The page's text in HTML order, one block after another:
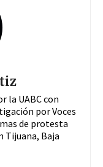
la UABC con
por Voces
de protesta
Tijuana, Baja